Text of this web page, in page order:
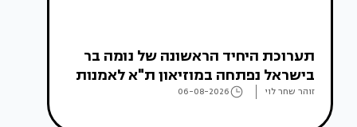
תערוכת היחיד הראשונה של נומה בר
בישראל נפתחה במוזיאון ת"א לאמנות
זוהר שחר לוי 06-08-2026